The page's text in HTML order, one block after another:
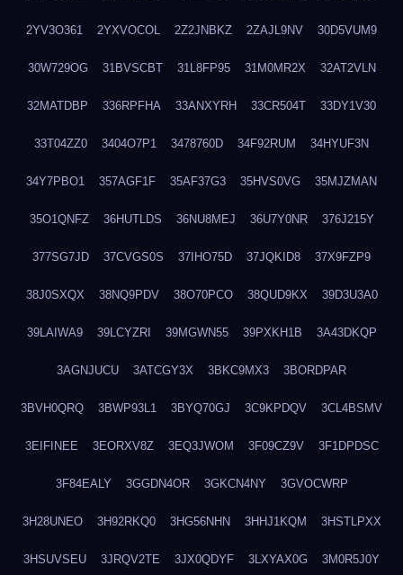
2YV3O361 2YXVOCOL 2Z2JNBKZ 2ZAJL9NV 30D5VUM9
30W729OG 31BVSCBT 31L8FP95 31M0MR2X 32AT2VLN
32MATDBP 336RPFHA 33ANXYRH 33CR504T 33DY1V30
33T04ZZ0 3404O7P1 3478760D 34F92RUM 34HYUF3N
34Y7PBO1 357AGF1F 35AF37G3 35HVS0VG 35MJZMAN
35O1QNFZ 36HUTLDS 36NU8MEJ 36U7Y0NR 376J215Y
377SG7JD 37CVGS0S 37IHO75D 37JQKID8 37X9FZP9
38J0SXQX 38NQ9PDV 38O70PCO 38QUD9KX 39D3U3A0
39LAIWA9 39LCYZRI 39MGWN55 39PXKH1B 3A43DKQP
3AGNJUCU 3ATCGY3X 3BKC9MX3 3BORDPAR
3BVH0QRQ 3BWP93L1 3BYQ70GJ 3C9KPDQV 3CL4BSMV
3EIFINEE 3EORXV8Z 3EQ3JWOM 3F09CZ9V 3F1DPDSC
3F84EALY 3GGDN4OR 3GKCN4NY 3GVOCWRP
3H28UNEO 3H92RKQ0 3HG56NHN 3HHJ1KQM 3HSTLPXX
3HSUVSEU 3JRQV2TE 3JX0QDYF 3LXYAX0G 3M0R5J0Y